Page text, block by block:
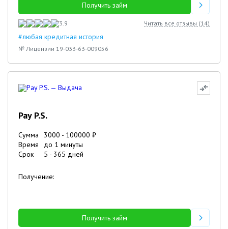
Получить займ
3.9 Читать все отзывы (14)
#любая кредитная история
№ Лицензии 19-033-63-009056
Pay P.S.
Сумма 3000 - 100000 ₽
Время
до 1 минуты
Срок
5 - 365 дней
Получение:
Получить займ